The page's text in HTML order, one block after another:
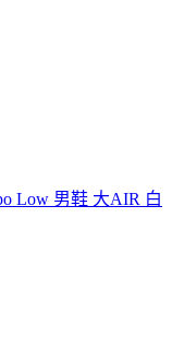
Low 男鞋 大AIR 白